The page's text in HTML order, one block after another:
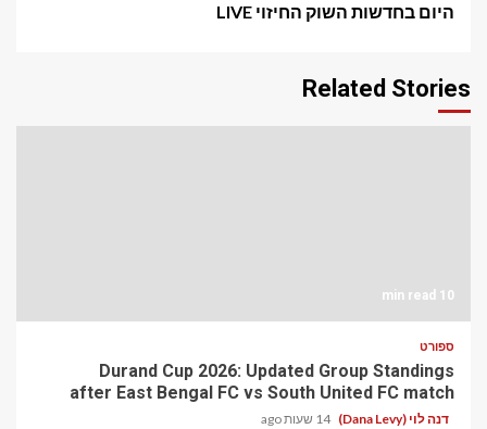
היום בחדשות השוק החיזוי LIVE
Related Stories
10 min read
ספורט
Durand Cup 2026: Updated Group Standings
after East Bengal FC vs South United FC match
דנה לוי (Dana Levy) 14 שעות ago